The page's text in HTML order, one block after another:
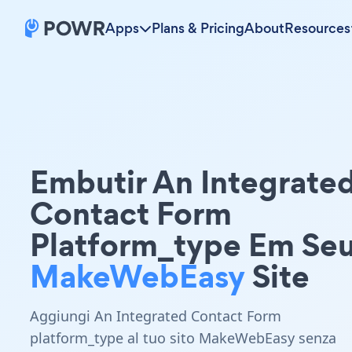
Apps Plans & PricingAboutResources
Embutir An
Contact Form
Platform_type Em
MakeWebEasySite
Aggiungi An Integrated Contact Form
platform_type al tuo sito MakeWebEasy senza